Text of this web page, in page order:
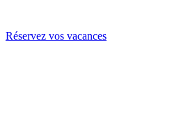
Réservez vos vacances